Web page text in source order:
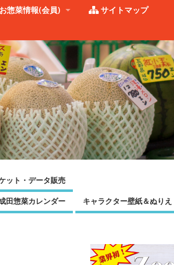
惣菜情報(会員)
サイトマップ
ット・データ販売
田惣菜カレンダー キャラクター壁紙＆ぬりえ